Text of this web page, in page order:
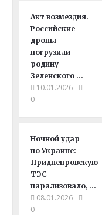
Акт возмездия.
Российские
дроны
погрузили
родину
Зеленского …
10.01.2026
0
Ночной удар
по Украине:
Приднепровскую
ТЭС
парализовало, …
08.01.2026
0